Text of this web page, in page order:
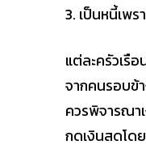
3. เป็นหนี้เพร
แต่ละครัวเรื
จากคนรอบข้
ควรพิจารณา
กดเงินสดโด